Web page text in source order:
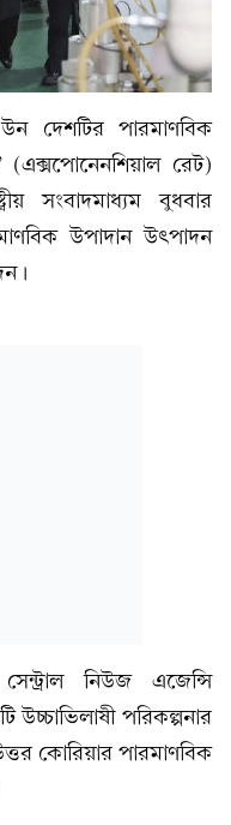
দেশটির পারমাণবিক
(এক্সপোনেনশিয়াল রেট)
সংবাদমাধ্যম বুধবার
উপাদান উৎপাদন
নিউজ এজেন্সি
পরিকল্পনার
কোরিয়ার পারমাণবিক